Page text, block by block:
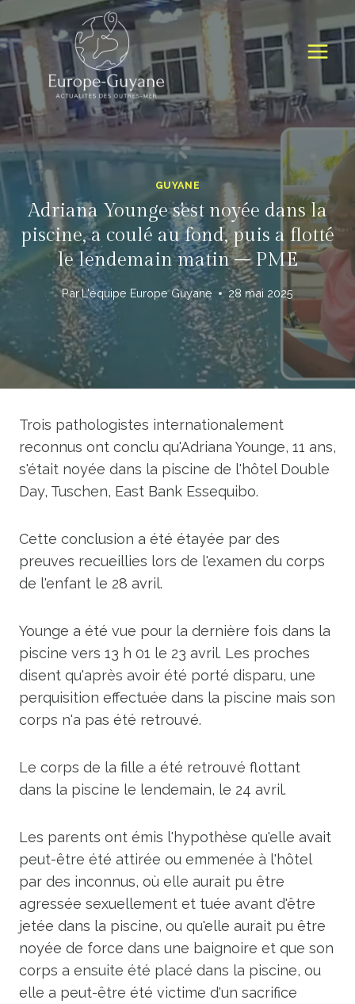
to
content
GUYANE
Adriana Younge s'est noyée dans la
piscine, a coulé au fond, puis a flotté
le lendemain matin – PME
ParL'équipe Europe Guyane 28 mai 2025
Trois pathologistes internationalement
reconnus ont conclu qu'Adriana Younge, 11 ans,
s'était noyée dans la piscine de l'hôtel Double
Day, Tuschen, East Bank Essequibo.
Cette conclusion a été étayée par des
preuves recueillies lors de l'examen du corps
de l'enfant le 28 avril.
Younge a été vue pour la dernière fois dans la
piscine vers 13 h 01 le 23 avril. Les proches
disent qu'après avoir été porté disparu, une
perquisition effectuée dans la piscine mais son
corps n'a pas été retrouvé.
Le corps de la fille a été retrouvé flottant
dans la piscine le lendemain, le 24 avril.
Les parents ont émis l'hypothèse qu'elle avait
peut-être été attirée ou emmenée à l'hôtel
par des inconnus, où elle aurait pu être
agressée sexuellement et tuée avant d'être
jetée dans la piscine, ou qu'elle aurait pu être
noyée de force dans une baignoire et que son
corps a ensuite été placé dans la piscine, ou
elle a peut-être été victime d'un sacrifice